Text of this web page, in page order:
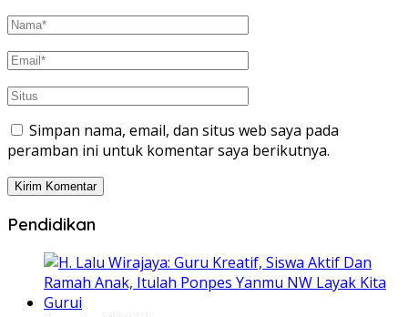
Simpan nama, email, dan situs web saya pada
peramban ini untuk komentar saya berikutnya.
Pendidikan